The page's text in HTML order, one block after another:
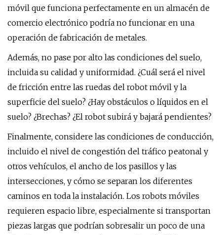
móvil que funciona perfectamente en un almacén de
comercio electrónico podría no funcionar en una
operación de fabricación de metales.
Además, no pase por alto las condiciones del suelo,
incluida su calidad y uniformidad. ¿Cuál será el nivel
de fricción entre las ruedas del robot móvil y la
superficie del suelo? ¿Hay obstáculos o líquidos en el
suelo? ¿Brechas? ¿El robot subirá y bajará pendientes?
Finalmente, considere las condiciones de conducción,
incluido el nivel de congestión del tráfico peatonal y
otros vehículos, el ancho de los pasillos y las
intersecciones, y cómo se separan los diferentes
caminos en toda la instalación. Los robots móviles
requieren espacio libre, especialmente si transportan
piezas largas que podrían sobresalir un poco de una